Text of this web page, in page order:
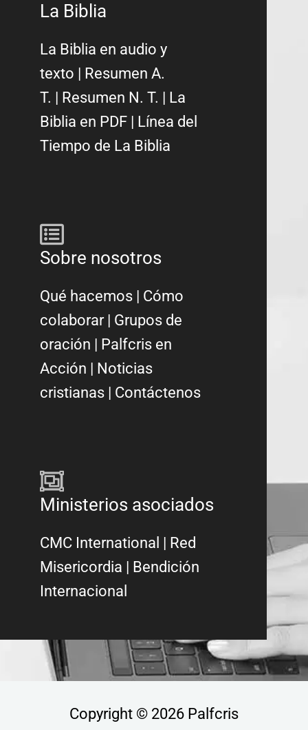
La Biblia
La Biblia en audio y
texto
Resumen A.
T.
Resumen N. T.
La
Biblia en PDF
Línea del
Tiempo de La Biblia
Sobre nosotros
Qué hacemos | Cómo
colaborar| Grupos de
oración | Palfcris en
Acción | Noticias
cristianas | Contáctenos
Ministerios asociados
CMC International | Red
Misericordia | Bendición
Internacional
Copyright © 2026 Palfcris